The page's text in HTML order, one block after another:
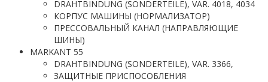
DRAHTBINDUNG (SONDERTEILE), VAR. 4018, 4034
КОРПУС МАШИНЫ (НОРМАЛИЗАТОР)
ПРЕССОВАЛЬНЫЙ КАНАЛ (НАПРАВЛЯЮЩИЕ
ШИНЫ)
MARKANT 55
DRAHTBINDUNG (SONDERTEILE), VAR. 3366,
ЗАЩИТНЫЕ ПРИСПОСОБЛЕНИЯ